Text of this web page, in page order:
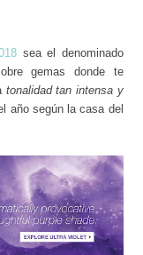
sea el denominado
gemas donde te
tonalidad tan intensa y
año según la casa del